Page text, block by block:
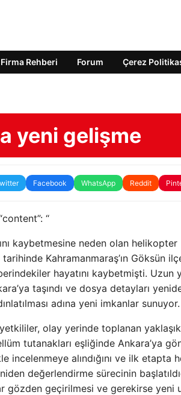
Firma Rehberi Forum Çerez
yeni gelişme
Facebook WhatsApp Reddit
“
kaybetmesine neden olan helikopter
Kahramanmaraş’ın Göksün
hayatını kaybetmişti. Uzun
taşındı ve dosya detayları
adına yeni imkanlar sunuyor.
olay yerinde toplanan
tutanakları eşliğinde Ankara’ya
incelenmeye alındığını ve ilk etapta
değerlendirme sürecinin
gözden geçirilmesi ve gerekirse yeni